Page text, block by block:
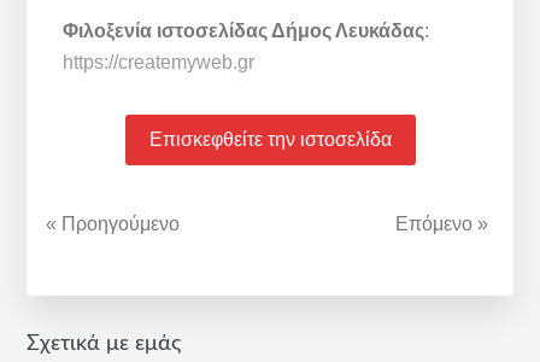
Φιλοξενία ιστοσελίδας Δήμος Λευκάδας:
https://createmyweb.gr
Επισκεφθείτε την ιστοσελίδα
« Προηγούμενο Επόμενο »
Αρχική
Σχετικά με εμάς